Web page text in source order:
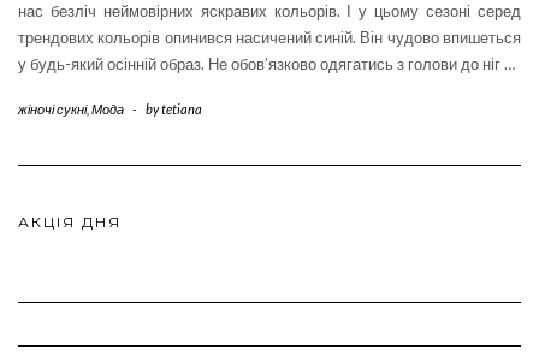
нас безліч неймовірних яскравих кольорів. І у цьому сезоні серед
трендових кольорів опинився насичений синій. Він чудово впишеться
у будь-який осінній образ. Не обов’язково одягатись з голови до ніг…
жіночі сукні, Мода - bytetiana
АКЦІЯ ДНЯ